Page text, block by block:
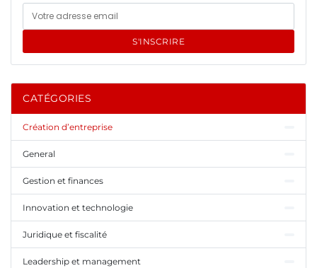
S'INSCRIRE
CATÉGORIES
Création d’entreprise
General
Gestion et finances
Innovation et technologie
Juridique et fiscalité
Leadership et management